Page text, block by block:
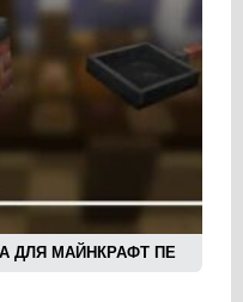
ДЛЯ МАЙНКРАФТ ПЕ